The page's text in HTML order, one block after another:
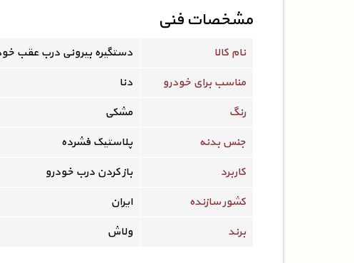
مشخصات فنی
نام کالا
دستگیره بیرونی درب عقب
مناسب برای خودرو
دنا
رنگ
مشکی
جنس بدنه
پلاستیک فشرده
کاربرد
باز کردن درب خودرو
کشور سازنده
ایران
برند
ولاش